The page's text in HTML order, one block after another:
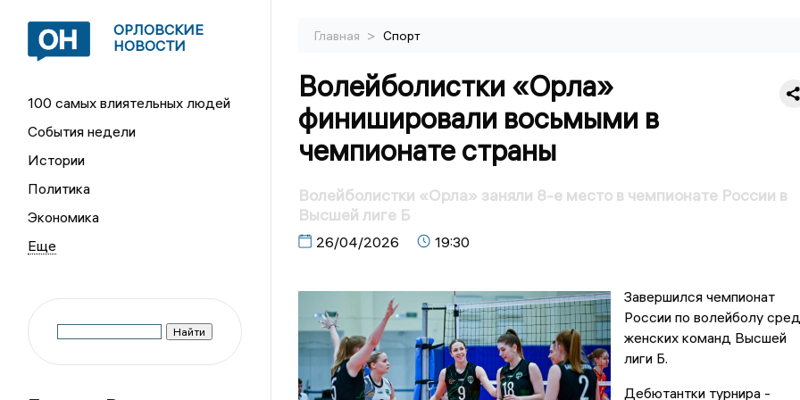
ОРЛОВСКИЕ
НОВОСТИ
100 самых влиятельных людей
События недели
Истории
Политика
Экономика
Главная > Спорт
Волейболистки «Орла»
финишировали восьмыми в
чемпионате страны
Волейболистки «Орла» заняли 8-е место в чемпионате России в
Высшей лиге Б
26/04/2026 19:30
Завершился чемпионат
России по волейболу
женских команд Высшей
лиги Б.
Дебютантки турнира -